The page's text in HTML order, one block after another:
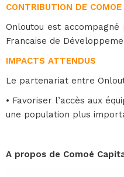
CONTRIBUTION DE
Onloutou est
Francaise de
IMPACTS ATTENDUS
Le partenariat entre
• Favoriser l’accès aux
une population plus
A propos de Comoé